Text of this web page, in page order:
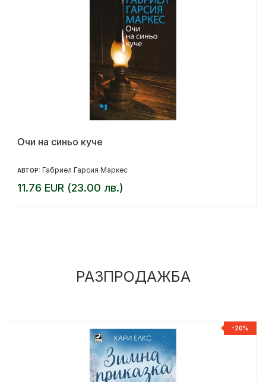
Очи на синьо куче
АВТОР: Габриел Гарсия Маркес
11.76 EUR (23.00 лв.)
РАЗПРОДАЖБА
-20%